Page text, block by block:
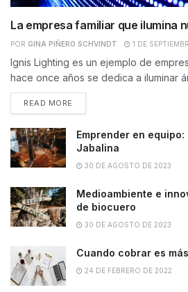
La empresa familiar que ilumina
POR GINA PIÑERO SCHVINDT 1 DE
Ignis Lighting es un ejemplo de
hace once años se dedica a iluminar
READ MORE
Emprender en
Jabalina
30 DE AGOSTO DE 2023
Medioambiente e
de biocuero
30 DE AGOSTO DE 2023
Cuando cobrar es
24 DE FEBRERO DE 2022